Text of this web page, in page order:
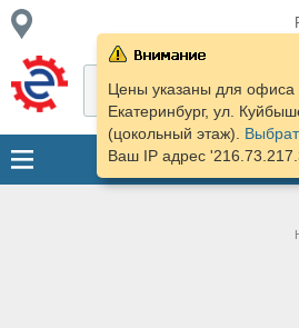
Цены указаны для офиса
Екатеринбург, ул.
(цокольный этаж).
Ваш IP адрес